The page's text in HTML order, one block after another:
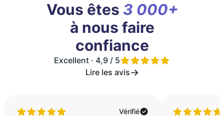
Vous êtes 3 000+
à nous faire
confiance
Excellent · 4,9 / 5
Lire les avis
Vérifié